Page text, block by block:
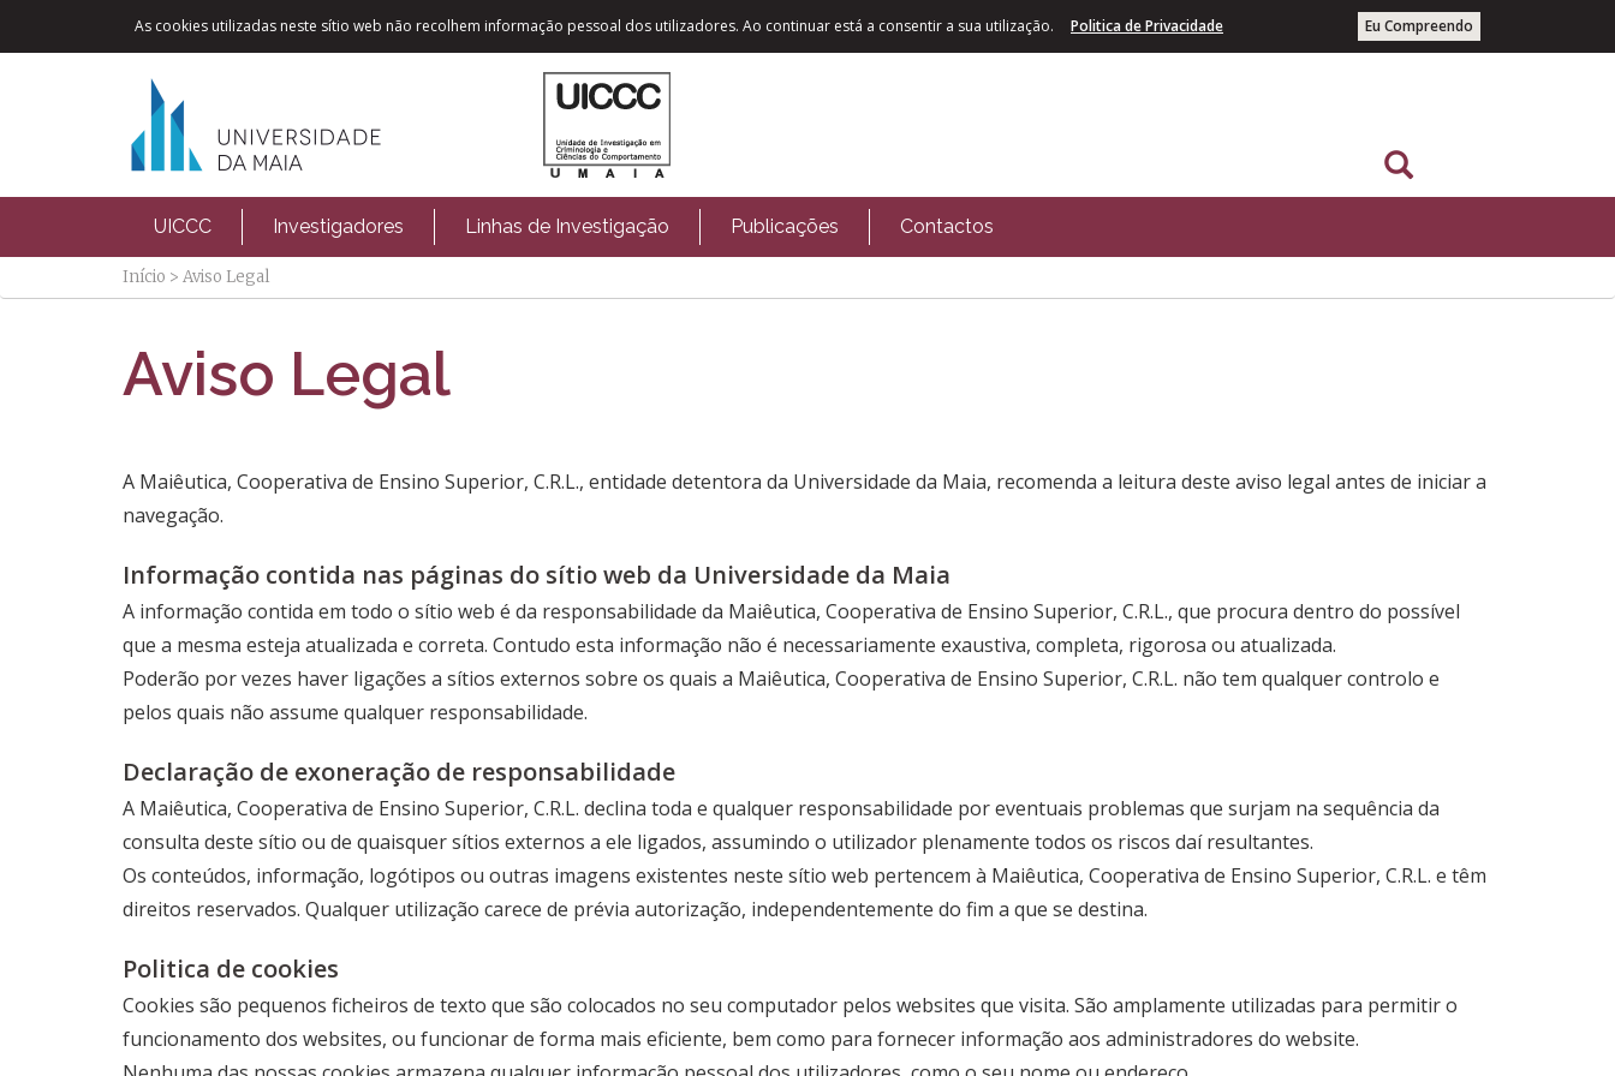
As cookies utilizadas neste sítio web não recolhem informação pessoal dos utilizadores. Ao continuar está a consentir a sua utilização. Eu Compreendo
Politica de Privacidade
UICCC Investigadores Linhas de Investigação Publicações Contactos
Início > Aviso Legal
Aviso Legal
A Maiêutica, Cooperativa de Ensino Superior, C.R.L., entidade detentora da Universidade da Maia, recomenda a leitura deste aviso legal antes de iniciar a
navegação.
Informação contida nas páginas do sítio web da Universidade da Maia
A informação contida em todo o sítio web é da responsabilidade da Maiêutica, Cooperativa de Ensino Superior, C.R.L., que procura dentro do possível
que a mesma esteja atualizada e correta. Contudo esta informação não é necessariamente exaustiva, completa, rigorosa ou atualizada.
Poderão por vezes haver ligações a sítios externos sobre os quais a Maiêutica, Cooperativa de Ensino Superior, C.R.L. não tem qualquer controlo e
pelos quais não assume qualquer responsabilidade.
Declaração de exoneração de responsabilidade
A Maiêutica, Cooperativa de Ensino Superior, C.R.L. declina toda e qualquer responsabilidade por eventuais problemas que surjam na sequência da
consulta deste sítio ou de quaisquer sítios externos a ele ligados, assumindo o utilizador plenamente todos os riscos daí resultantes.
Os conteúdos, informação, logótipos ou outras imagens existentes neste sítio web pertencem à Maiêutica, Cooperativa de Ensino Superior, C.R.L. e têm
direitos reservados. Qualquer utilização carece de prévia autorização, independentemente do fim a que se destina.
Politica de cookies
Cookies são pequenos ficheiros de texto que são colocados no seu computador pelos websites que visita. São amplamente utilizadas para permitir o
funcionamento dos websites, ou funcionar de forma mais eficiente, bem como para fornecer informação aos administradores do website.